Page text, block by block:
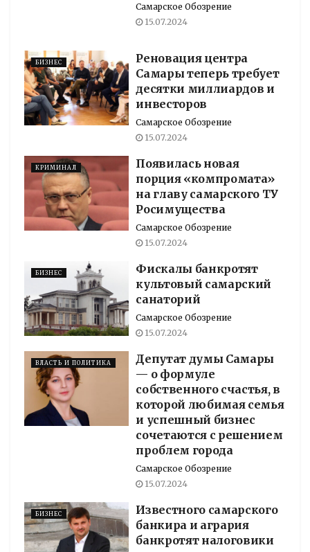
Самарское Обозрение
15.07.2024
БИЗНЕС
Реновация центра
Самары теперь требует
десятки миллиардов и
инвесторов
Самарское Обозрение
15.07.2024
КРИМИНАЛ
Появилась новая
порция «компромата»
на главу самарского ТУ
Росимущества
Самарское Обозрение
15.07.2024
БИЗНЕС
Фискалы банкротят
культовый самарский
санаторий
Самарское Обозрение
15.07.2024
ВЛАСТЬ И ПОЛИТИКА
Депутат думы Самары
— о формуле
собственного счастья, в
которой любимая семья
и успешный бизнес
сочетаются с решением
проблем города
Самарское Обозрение
15.07.2024
БИЗНЕС
Известного самарского
банкира и агрария
банкротят налоговики